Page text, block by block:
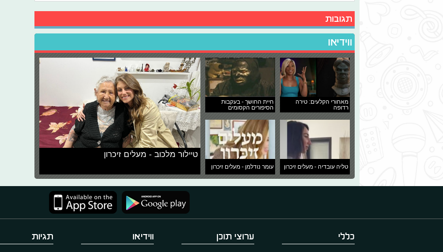
תגובות
ווידיאו
מאחורי הקלעים: טירה
רדופה
חיית החושך - בעקבות
הסיפורים הקסומים
טליה עובדיה - מעלים זיכרון עומר נודלמן - מעלים זיכרון
טיילור מלכוב - מעלים זיכרון
כללי ערוצי תוכן ווידיאו תגיות